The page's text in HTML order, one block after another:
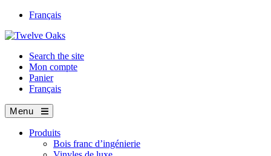
Français
Search the site
Mon compte
Panier
Français
Menu
Produits
Bois franc d’ingénierie